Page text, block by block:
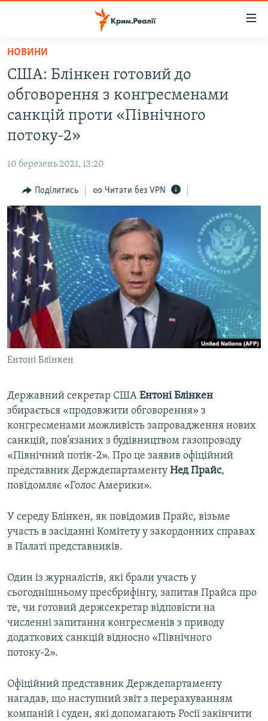
Перейти
основного
матеріалу
до
основної
Перейти
пошуку
ВОДА.КРИМ
ВІДЕО ТА ФОТО
ПОГЛЯД
ІНТЕРВ'Ю
ВСЕ ЗА ДЕНЬ
СПЕЦПРОЕКТИ
ДЕПОРТАЦІЯ
ВІДЕОУРОКИ «ELIFBE»
СВІДЧЕННЯ ОКУПАЦІЇ
УКРАЇНСЬКА ПРОБЛЕМА КРИМУ
ІНФОГРАФІКА
ЯК ОБІЙТИ БЛОКУВАННЯ
Русский
Qırımtatar
ДОЛУЧАЙСЯ!
Усі сайти RFE/RL
НОВИНИ
США: Блінкен готовий до
обговорення з конгресменами
санкцій проти «Північного
потоку-2»
10 березень 2021, 13:20
Поділитись Читати без VPN
Ентоні Блінкен
Державний секретар США Ентоні Блінкен
збирається «продовжити обговорення» з
конгресменами можливість запровадження нових
санкцій, пов’язаних з будівництвом газопроводу
«Північний потік-2». Про це заявив офіційний
представник Держдепартаменту Нед Прайс,
повідомляє «Голос Америки».
У середу Блінкен, як повідомив Прайс, візьме
участь в засіданні Комітету у закордонних справах
в Палаті представників.
Один із журналістів, які брали участь у
сьогоднішньому пресбрифінгу, запитав Прайса про
те, чи готовий держсекретар відповісти на
численні запитання конгресменів з приводу
додаткових санкцій відносно «Північного
потоку-2».
Офіційний представник Держдепартаменту
нагадав, що наступний звіт з перерахуванням
компаній і суден, які допомагають Росії закінчити